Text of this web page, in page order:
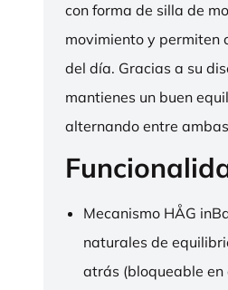
con forma de silla de
movimiento y permiten
del día. Gracias a su
mantienes un buen
alternando entre
Mecanismo HÅG
naturales de
atrás (bloqueable en